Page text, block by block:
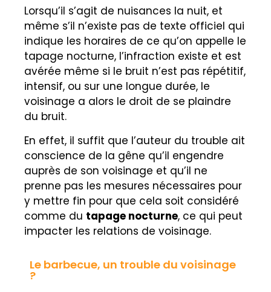
Lorsqu’il s’agit de nuisances la nuit, et
même s’il n’existe pas de texte officiel qui
indique les horaires de ce qu’on appelle le
tapage nocturne, l’infraction existe et est
avérée même si le bruit n’est pas répétitif,
intensif, ou sur une longue durée, le
voisinage a alors le droit de se plaindre
du bruit.
En effet, il suffit que l’auteur du trouble ait
conscience de la gêne qu’il engendre
auprès de son voisinage et qu’il ne
prenne pas les mesures nécessaires pour
y mettre fin pour que cela soit considéré
comme du tapage nocturne, ce qui peut
impacter les relations de voisinage.
Le barbecue, un trouble du voisinage
?